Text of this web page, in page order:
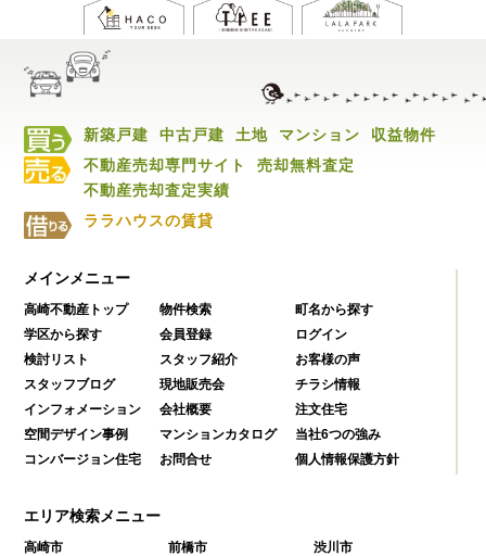
新築戸建 中古戸建 土地 マンション
収益物件
不動産売却専門サイト
売却無料査定
不動産売却査定実績
ララハウスの賃貸
メインメニュー
高崎不動産トップ 物件検索
町名から探す
学区から探す
会員登録
ログイン
検討リスト
スタッフ紹介
お客様の声
スタッフブログ
現地販売会
チラシ情報
インフォメーション
会社概要
注文住宅
空間デザイン事例
マンションカタログ
当社6つの強み
コンバージョン住宅
お問合せ 個人情報保護方針
エリア検索メニュー
高崎市 前橋市 渋川市